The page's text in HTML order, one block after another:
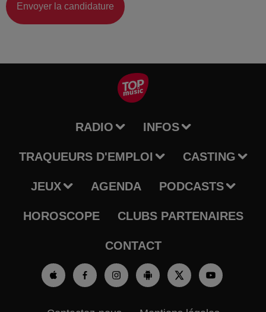
Envoyer la candidature
RADIO INFOS
TRAQUEURS D'EMPLOI CASTING
JEUX AGENDA PODCASTS
HOROSCOPE CLUBS PARTENAIRES
CONTACT